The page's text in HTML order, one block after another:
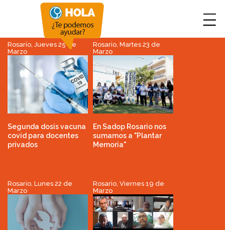
Rosario, Jueves 25 de
Marzo
Segunda dosis vacuna
covid para docentes
privados
Rosario, Martes 23 de
Marzo
En Sadop Rosario nos
sumamos a "Plantar
Memoria"
Rosario, Lunes 22 de
Marzo
Rosario, Viernes 19 de
Marzo